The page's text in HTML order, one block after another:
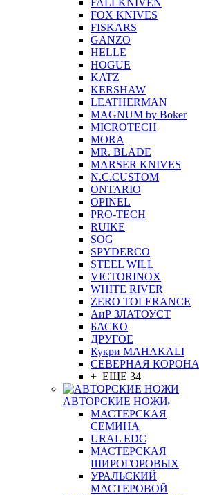
FALLKNIVEN
FOX KNIVES
FISKARS
GANZO
HELLE
HOGUE
KATZ
KERSHAW
LEATHERMAN
MAGNUM by Boker
MICROTECH
MORA
MR. BLADE
MARSER KNIVES
N.C.CUSTOM
ONTARIO
OPINEL
PRO-TECH
RUIKE
SOG
SPYDERCO
STEEL WILL
VICTORINOX
WHITE RIVER
ZERO TOLERANCE
АиР ЗЛАТОУСТ
БАСКО
ДРУГОЕ
Кукри MAHAKALI
СЕВЕРНАЯ КОРОНА
+ ЕЩЕ 34
АВТОРСКИЕ НОЖИ
МАСТЕРСКАЯ
СЕМИНА
URAL EDC
МАСТЕРСКАЯ
ШИРОГОРОВЫХ
УРАЛЬСКИЙ
МАСТЕРОВОЙ